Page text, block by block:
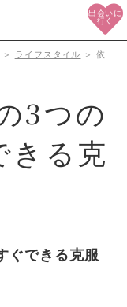
出会いに
行く
＞ ライフスタイル ＞依
ぐできる克服